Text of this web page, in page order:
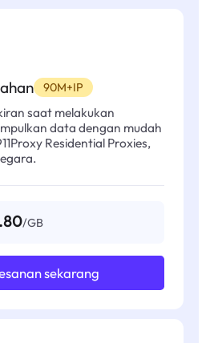
90M+IP
saat melakukan
data dengan mudah
Residential Proxies,
/GB
sekarang